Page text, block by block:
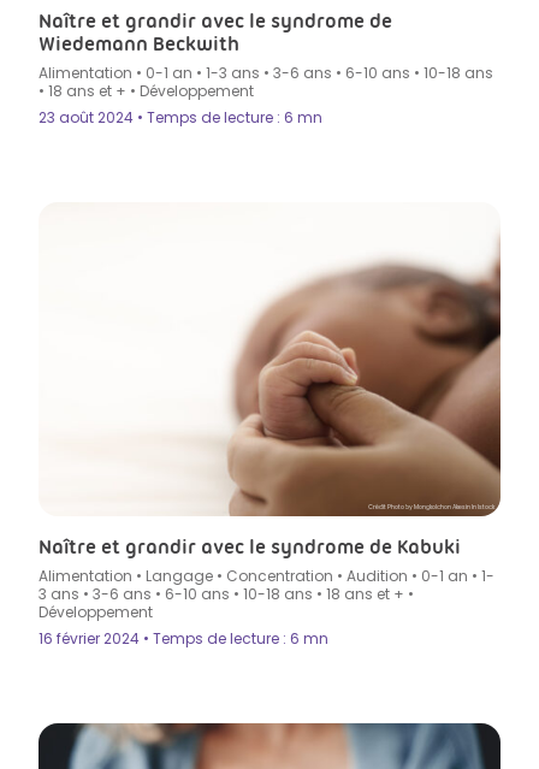
Naître et grandir avec le syndrome de
Wiedemann Beckwith
Alimentation • 0-1 an • 1-3 ans • 3-6 ans • 6-10 ans • 10-18 ans
• 18 ans et + • Développement
23 août 2024 • Temps de lecture : 6 mn
Crédit Photo by Mongkolchon Akesin In Istock
Naître et grandir avec le syndrome de Kabuki
Alimentation • Langage • Concentration • Audition • 0-1 an • 1-
3 ans • 3-6 ans • 6-10 ans • 10-18 ans • 18 ans et + •
Développement
16 février 2024 • Temps de lecture : 6 mn